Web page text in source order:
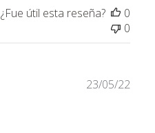
¿Fue útil esta reseña?
0
0
23/05/22